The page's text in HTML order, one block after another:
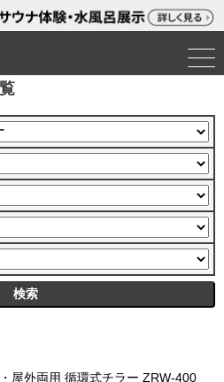
屋外両用 循環式チラー ZRW-400